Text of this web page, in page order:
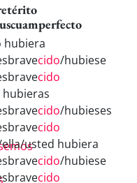
hubiera
cido/hubiese
cido
cido/hubieses
cido
usted hubiera
cido/hubiese
cido